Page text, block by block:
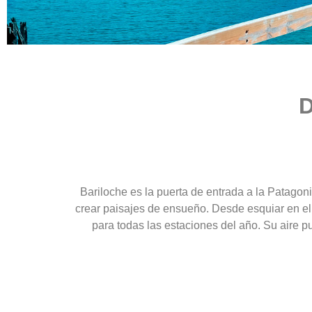
Bariloche es la puerta de entrada a la
crear paisajes de ensueño. Desde esquiar en
para todas las estaciones del año. Su aire